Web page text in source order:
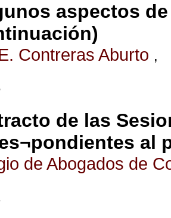
aspectos
Contreras Aburto ,
de las
al
de Abogados de